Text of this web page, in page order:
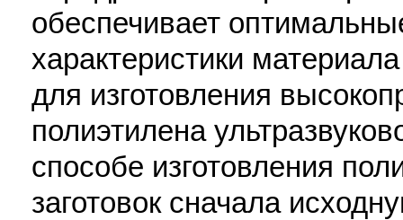
обеспечивает
характеристики
для изготовления
полиэтилена
способе изготовления
заготовок сначала